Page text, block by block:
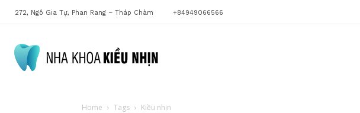
272, Ngô Gia Tự, Phan Rang – Tháp Chàm +84949066566
Home Tags Kiều nhịn